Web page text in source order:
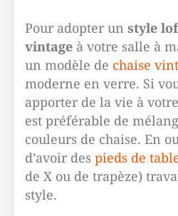
Pour adopter un style
vintage à votre salle à
un modèle de chaise
moderne en verre. Si
apporter de la vie à
est préférable de
couleurs de chaise. En
d’avoir des pieds de
de X ou de trapèze)
style.